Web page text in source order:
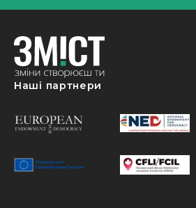
Наші партнери